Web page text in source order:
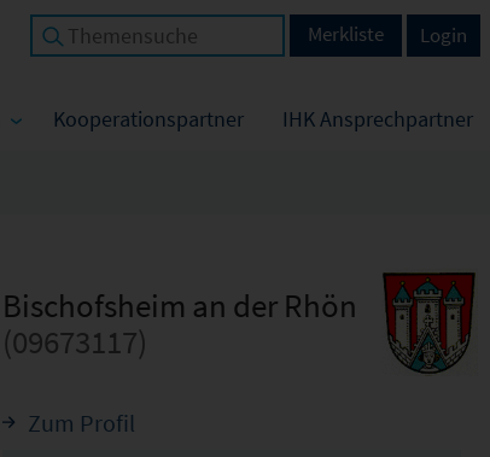
Kooperationspartner IHK Ansprechpartner
Login
Merkliste
Bischofsheim an der Rhön
(09673117)
Zum Profil